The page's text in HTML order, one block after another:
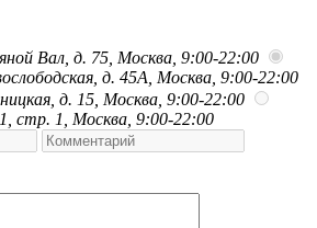
Вал, д. 75, Москва, 9:00-22:00
д. 45А, Москва, 9:00-22:00
д. 15, Москва, 9:00-22:00
стр. 1, Москва, 9:00-22:00